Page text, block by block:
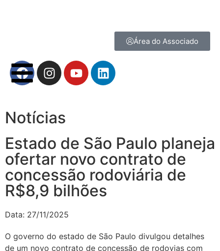
Área do Associado
Notícias
Estado de São Paulo planeja
ofertar novo contrato de
concessão rodoviária de
R$8,9 bilhões
Data: 27/11/2025
O governo do estado de São Paulo divulgou detalhes
de um novo contrato de concessão de rodovias com